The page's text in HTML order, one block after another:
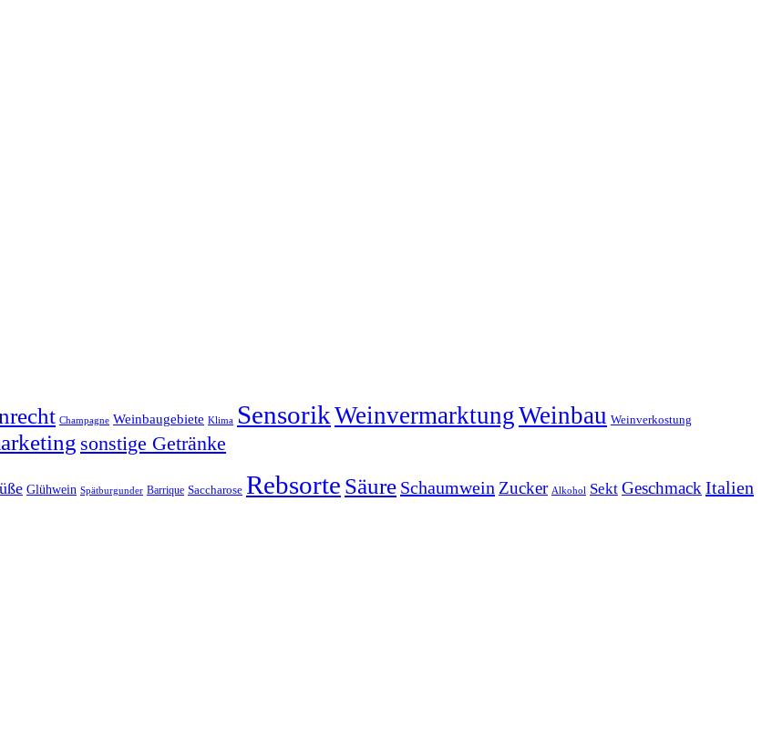
Champagne Weinbaugebiete Klima SensorikWeinvermarktungWeinbau Weinverkostung
sonstige Getränke
Glühwein Spätburgunder Barrique Saccharose Rebsorte Säure Schaumwein Zucker Alkohol Sekt Geschmack Italien